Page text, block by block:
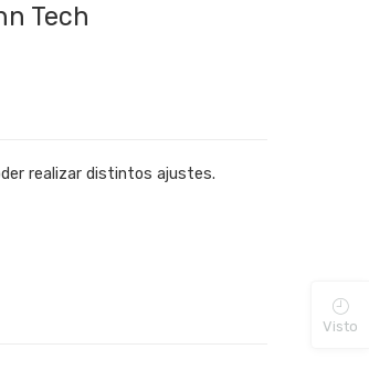
Tech
realizar distintos ajustes.
Visto